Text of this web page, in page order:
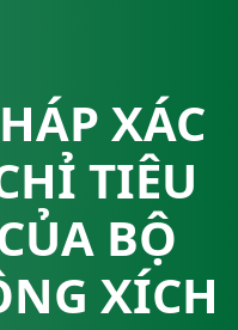
XÁC
TIÊU
BỘ
XÍCH